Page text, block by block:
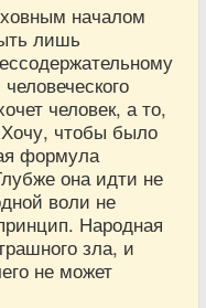
началом
лишь
человек, а то,
чтобы было
формула
она идти не
воли не
Народная
зла, и
не может